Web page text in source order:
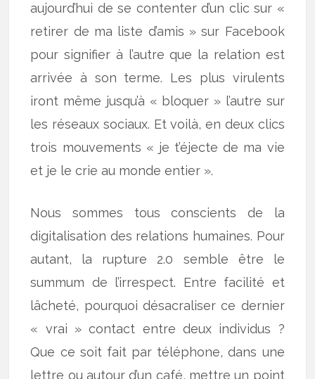
aujourd’hui de se contenter d’un clic sur «
retirer de ma liste d’amis » sur Facebook
pour signifier à l’autre que la relation est
arrivée à son terme. Les plus virulents
iront même jusqu’à « bloquer » l’autre sur
les réseaux sociaux. Et voilà, en deux clics
trois mouvements « je t’éjecte de ma vie
et je le crie au monde entier ».
Nous sommes tous conscients de la
digitalisation des relations humaines. Pour
autant, la rupture 2.0 semble être le
summum de l’irrespect. Entre facilité et
lâcheté, pourquoi désacraliser ce dernier
« vrai » contact entre deux individus ?
Que ce soit fait par téléphone, dans une
lettre ou autour d’un café, mettre un point